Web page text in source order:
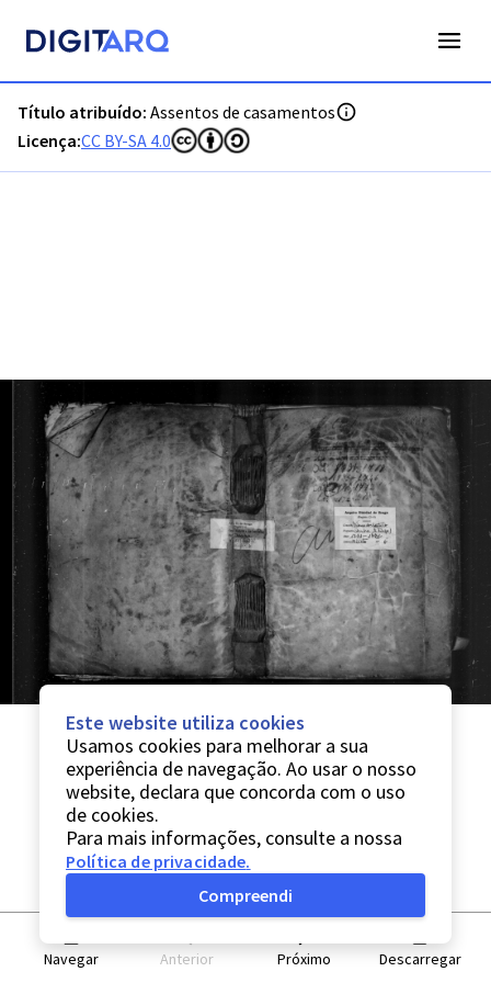
Título atribuído: Assentos de casamentos
Licença:CC BY-SA 4.0
Navegar Anterior Próximo Descarregar
Este website utiliza cookies
Usamos cookies para melhorar a sua
experiência de navegação. Ao usar o nosso
website, declara que concorda com o uso
de cookies.
Para mais informações, consulte a nossa
Política de privacidade.
Compreendi